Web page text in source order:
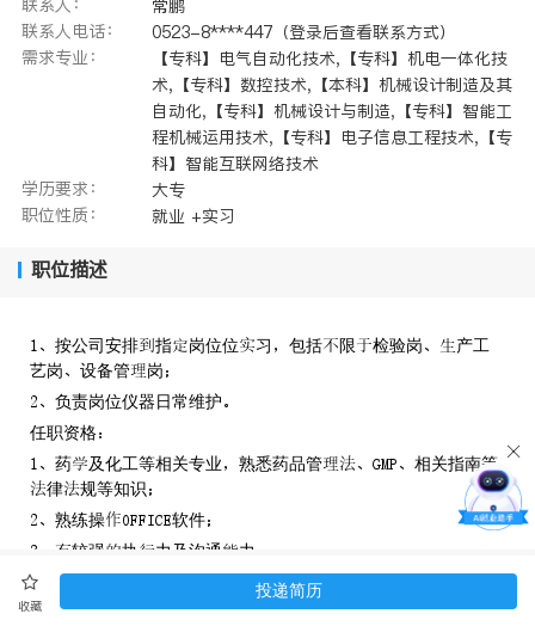
常鹏
联系人电话：
0523-8****447（登录后查看联系方式）
需求专业：
【专科】电气自动化技术,【专科】机电一体化技
术,【专科】数控技术,【本科】机械设计制造及其
自动化,【专科】机械设计与制造,【专科】智能工
程机械运用技术,【专科】电子信息工程技术,【专
科】智能互联网络技术
学历要求：
大专
职位性质：
就业 +实习
职位描述
按公司安排指岗位位习包括限检验岗产工
艺岗设备管岗
负责岗位仪器日常维护
任职资格
药及化工等相关专业熟悉药品管相关指南等
律规等知识
熟练操软件
较强执力及沟通力
收藏
投递简历